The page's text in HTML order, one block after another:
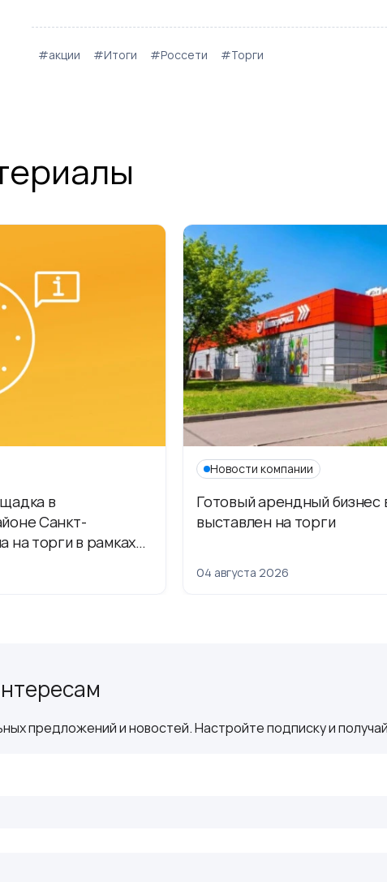
#акции #Итоги #Россети #Торги
в
Санкт-
на торги в рамках
Новости компании
Готовый арендный бизнес
выставлен на торги
04 августа 2026
предложений и новостей. Настройте подписку и